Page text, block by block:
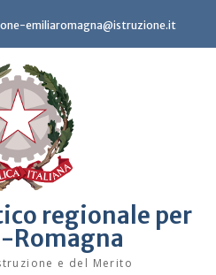
emiliaromagna@istruzione.it
regionale per
Romagna
e del Merito